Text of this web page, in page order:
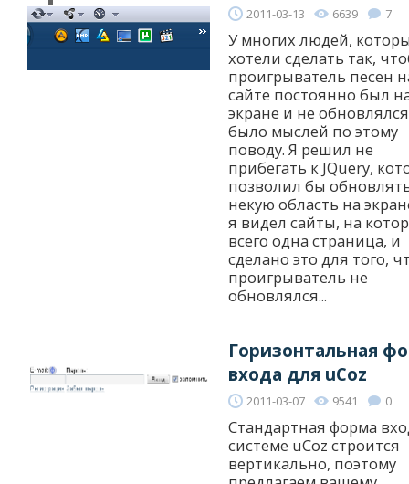
2011-03-13 6639 7
У многих людей,
хотели сделать так,
проигрыватель песен
сайте постоянно был
экране и не
было мыслей по этому
поводу. Я решил не
прибегать к JQuery,
позволил бы
некую область на
я видел сайты, на
всего одна страница, и
сделано это для того,
проигрыватель не
обновлялся...
Горизонтальная
входа для uCoz
2011-03-07 9541 0
Стандартная форма
системе uCoz строится
вертикально, поэтому